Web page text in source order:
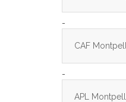
-
CAF
-
APL